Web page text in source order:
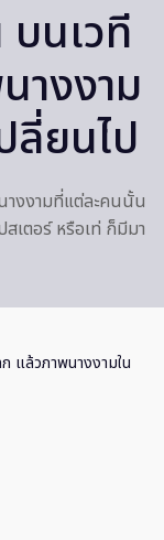
นเวที
างงาม
ยนไป
างงามที่แต่ละคนนั้น
สเตอร์ หรือเท่ ก็มีมา
แล้วภาพนางงามใน